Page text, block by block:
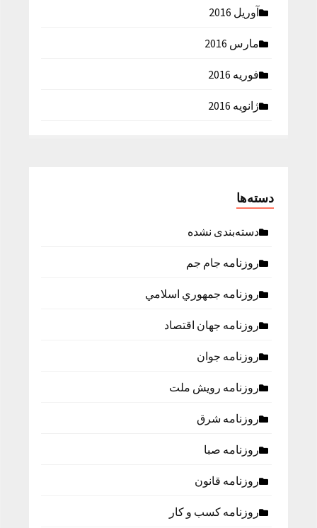
آوریل 2016
مارس 2016
فوریه 2016
ژانویه 2016
دسته‌ها
دسته‌بندی نشده
روزنامه جام جم
روزنامه جمهوري اسلامي
روزنامه جهان اقتصاد
روزنامه جوان
روزنامه رویش ملت
روزنامه شرق
روزنامه صبا
روزنامه قانون
روزنامه كسب و كار